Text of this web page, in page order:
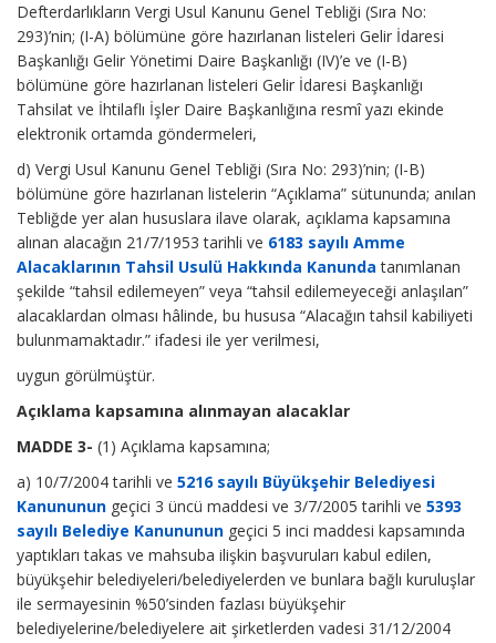
Defterdarlıkların Vergi Usul Kanunu Genel Tebliği (Sıra No:
293)’nin; (I-A) bölümüne göre hazırlanan listeleri Gelir İdaresi
Başkanlığı Gelir Yönetimi Daire Başkanlığı (IV)’e ve (I-B)
bölümüne göre hazırlanan listeleri Gelir İdaresi Başkanlığı
Tahsilat ve İhtilaflı İşler Daire Başkanlığına resmî yazı ekinde
elektronik ortamda göndermeleri,
d) Vergi Usul Kanunu Genel Tebliği (Sıra No: 293)’nin; (I-B)
bölümüne göre hazırlanan listelerin “Açıklama” sütununda; anılan
Tebliğde yer alan hususlara ilave olarak, açıklama kapsamına
alınan alacağın 21/7/1953 tarihli ve 6183 sayılı Amme
Alacaklarının Tahsil Usulü Hakkında Kanunda tanımlanan
şekilde “tahsil edilemeyen” veya “tahsil edilemeyeceği anlaşılan”
alacaklardan olması hâlinde, bu hususa “Alacağın tahsil kabiliyeti
bulunmamaktadır.” ifadesi ile yer verilmesi,
uygun görülmüştür.
Açıklama kapsamına alınmayan alacaklar
MADDE 3- (1) Açıklama kapsamına;
a) 10/7/2004 tarihli ve 5216 sayılı Büyükşehir Belediyesi
Kanununun geçici 3 üncü maddesi ve 3/7/2005 tarihli ve 5393
sayılı Belediye Kanununun geçici 5 inci maddesi kapsamında
yaptıkları takas ve mahsuba ilişkin başvuruları kabul edilen,
büyükşehir belediyeleri/belediyelerden ve bunlara bağlı kuruluşlar
ile sermayesinin %50’sinden fazlası büyükşehir
belediyelerine/belediyelere ait şirketlerden vadesi 31/12/2004